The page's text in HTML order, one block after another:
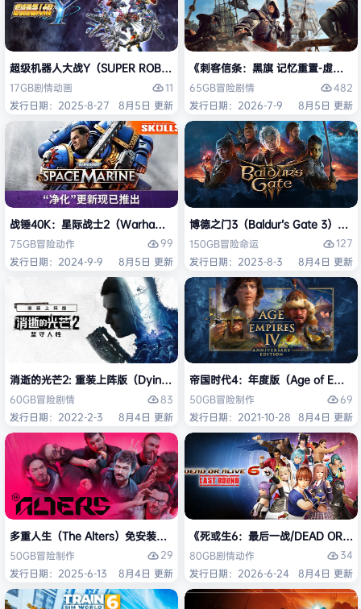
超级机器人大战Y（SUPER ROBOT WARS Y）免安装中文版
17GB剧情动画
11
发行日期：2025-8-27
8月5日 更新
《刺客信条：黑旗 记忆重置-虚拟
65GB冒险剧情
482
发行日期：2026-7-9
8月5日 更新
战锤40K：星际战士2（Warhammer 40,000: Space Marine 2）免安装
75GB冒险动作
99
发行日期：2024-9-9
8月5日 更新
博德之门3（Baldur’s Gate 3）免安
150GB冒险命运
127
发行日期：2023-8-3
8月4日 更新
消逝的光芒2: 重装上阵版（Dying Light 2 Stay Human: Reloaded
60GB冒险剧情
83
发行日期：2022-2-3
8月4日 更新
帝国时代4：年度版（Age of
50GB冒险制作
69
发行日期：2021-10-28 8月4日 更新
多重人生（The Alters）免安装中文版
50GB冒险制作
29
发行日期：2025-6-13
8月4日 更新
《死或生6：最后一战/DEAD OR
80GB剧情动作
34
发行日期：2026-6-24
8月4日 更新